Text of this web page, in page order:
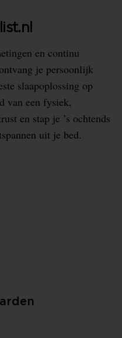
en continu
je persoonlijk
slaapoplossing op
van een fysiek,
en stap je ’s ochtends
uit je bed.